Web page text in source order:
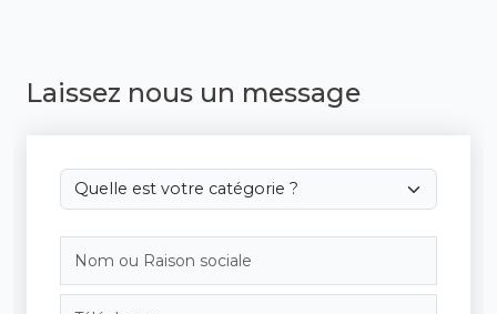
Laissez nous un message